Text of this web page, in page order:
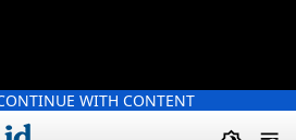
WITH CONTENT